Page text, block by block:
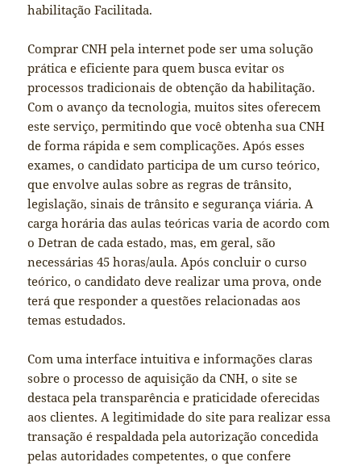
habilitação Facilitada.
Comprar CNH pela internet pode ser uma solução
prática e eficiente para quem busca evitar os
processos tradicionais de obtenção da habilitação.
Com o avanço da tecnologia, muitos sites oferecem
este serviço, permitindo que você obtenha sua CNH
de forma rápida e sem complicações. Após esses
exames, o candidato participa de um curso teórico,
que envolve aulas sobre as regras de trânsito,
legislação, sinais de trânsito e segurança viária. A
carga horária das aulas teóricas varia de acordo com
o Detran de cada estado, mas, em geral, são
necessárias 45 horas/aula. Após concluir o curso
teórico, o candidato deve realizar uma prova, onde
terá que responder a questões relacionadas aos
temas estudados.
Com uma interface intuitiva e informações claras
sobre o processo de aquisição da CNH, o site se
destaca pela transparência e praticidade oferecidas
aos clientes. A legitimidade do site para realizar essa
transação é respaldada pela autorização concedida
pelas autoridades competentes, o que confere